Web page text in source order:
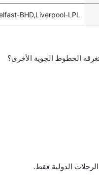
BHD,Liverpool-LPL
الدولية فقط.